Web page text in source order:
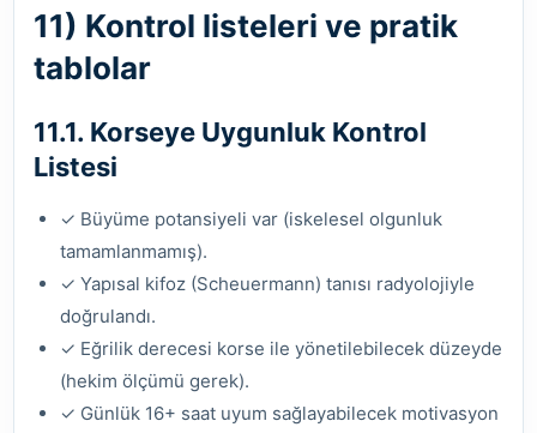
11) Kontrol listeleri ve pratik
tablolar
11.1. Korseye Uygunluk Kontrol
Listesi
✓ Büyüme potansiyeli var (iskelesel olgunluk
tamamlanmamış).
✓ Yapısal kifoz (Scheuermann) tanısı radyolojiyle
doğrulandı.
✓ Eğrilik derecesi korse ile yönetilebilecek düzeyde
(hekim ölçümü gerek).
✓ Günlük 16+ saat uyum sağlayabilecek motivasyon